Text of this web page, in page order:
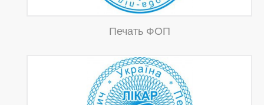
Печать ФОП